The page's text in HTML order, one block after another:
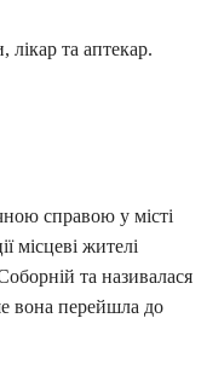
та аптекар.
справою у місті
місцеві жителі
та називалася
вона перейшла до